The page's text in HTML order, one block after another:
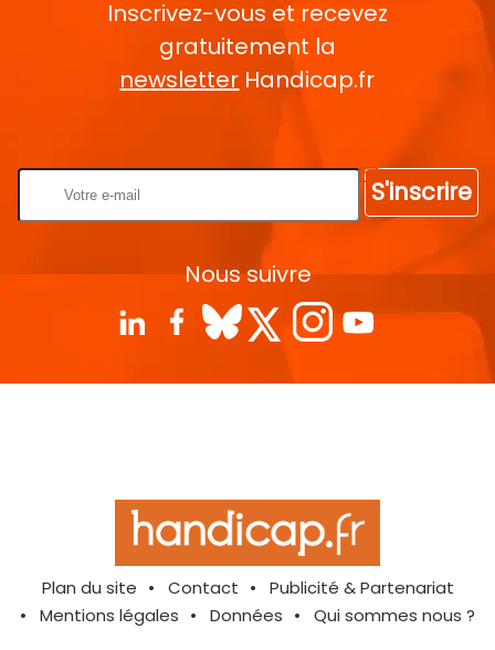
Inscrivez-vous et recevez
gratuitement la
newsletter Handicap.fr
S'inscrire
Nous suivre
Plan du site Contact
Publicité & Partenariat
Mentions légales
Données Qui sommes nous ?